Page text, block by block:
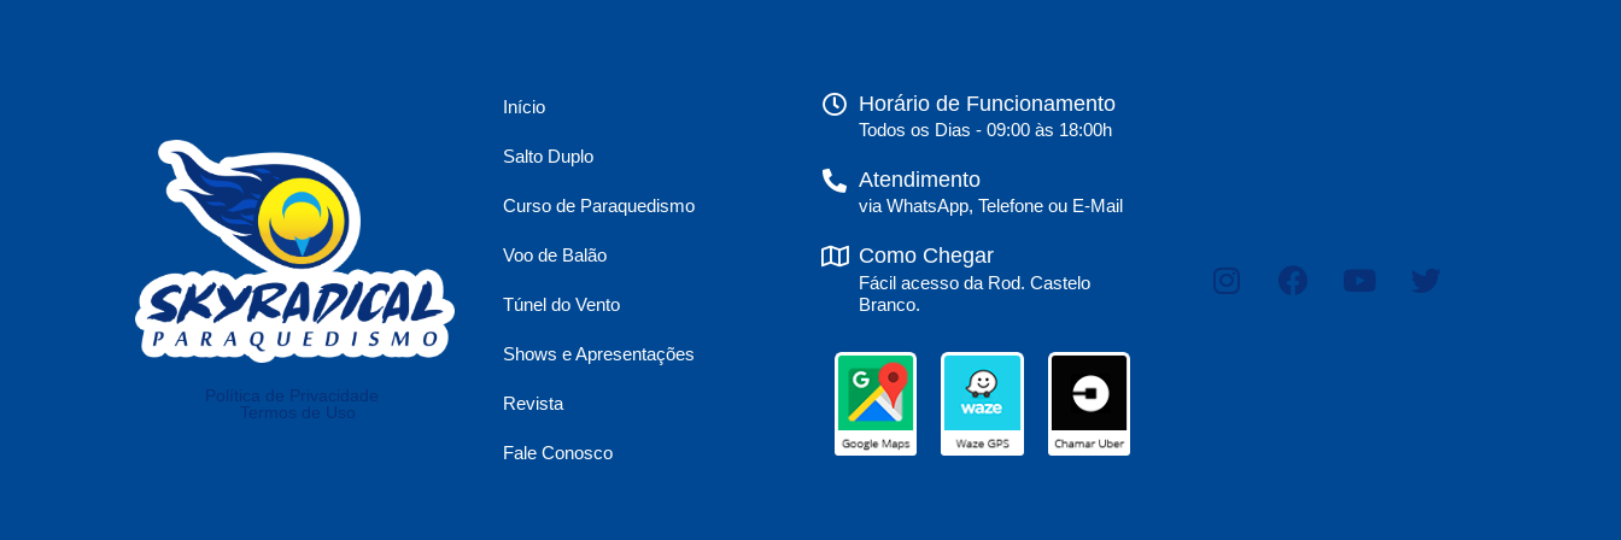
Política de Privacidade
Termos de Uso
Início
Salto Duplo
Curso de Paraquedismo
Voo de Balão
Túnel do Vento
Shows e Apresentações
Revista
Fale Conosco
Horário de Funcionamento
Todos os Dias - 09:00 às 18:00h
Atendimento
via WhatsApp, Telefone ou E-Mail
Como Chegar
Fácil acesso da Rod. Castelo
Branco.